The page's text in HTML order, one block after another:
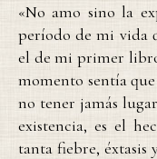
«No amo sino la
período de mi vida
el de mi primer
momento sentía
no tener jamás
existencia, es el
tanta fiebre, éxtasis